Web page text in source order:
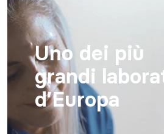
Uno dei più
grandi
d’Europa